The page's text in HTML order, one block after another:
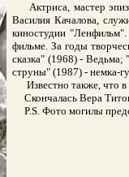
Актриса, мастер
Василия Качалова,
киностудии
фильме. За годы
сказка" (1968) -
струны" (1987) - немка-
Известно также, что в
Скончалась Вера
P.S. Фото могилы